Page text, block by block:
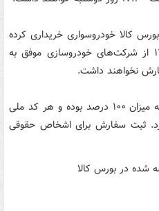
کالا خودروسواری خریداری کرده
اند و همچنین از ابتدای سال ۱۳۹۸ از شرکت‌های خودروسازی موفق به
نخواهند داشت.
میزان پیش دریافت خرید محصول به میزان ۱۰۰ درصد بوده و هر کد ملی
ثبت سفارش برای اشخاص حقوقی